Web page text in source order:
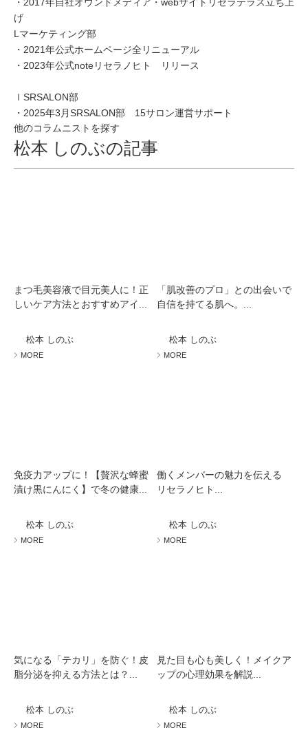
げ
Lマーケティング部
・2021年公式ホームページ全リニューアル
・2023年公式noteリセラノヒト リリース
ｌSRSALON部
・2025年3月SRSALON部 15サロン運営サポート
他のコラムニストを探す
松本 しのぶの記事
まつ毛美容液で目元美人に！正
しいケア方法とおすすめアイ...
松本 しのぶ
MORE
「肌改善のプロ」との出会いで
自信を持てる肌へ。...
松本 しのぶ
MORE
免疫力アップに！【贅沢な蜂蜜
漬け黒にんにく】で冬の健康...
松本 しのぶ
MORE
働くメンバーの魅力を伝える
リセラノヒト...
松本 しのぶ
MORE
気になる「テカリ」を防ぐ！皮
脂分泌を抑える方法とは？...
松本 しのぶ
MORE
見た目も心も美しく！メイクア
ップの心理効果を解説...
松本 しのぶ
MORE